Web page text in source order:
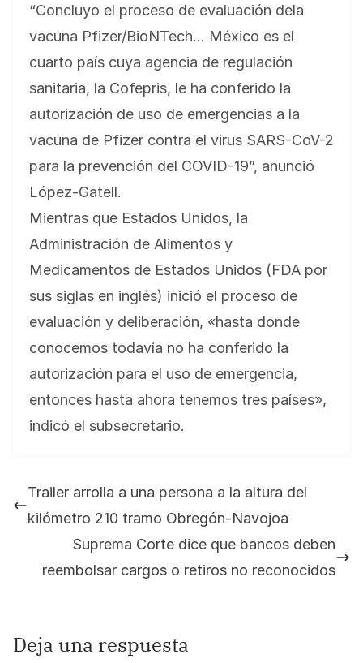
“Concluyo el proceso de evaluación dela
vacuna Pfizer/BioNTech… México es el
cuarto país cuya agencia de regulación
sanitaria, la Cofepris, le ha conferido la
autorización de uso de emergencias a la
vacuna de Pfizer contra el virus SARS-CoV-2
para la prevención del COVID-19”, anunció
López-Gatell.
Mientras que Estados Unidos, la
Administración de Alimentos y
Medicamentos de Estados Unidos (FDA por
sus siglas en inglés) inició el proceso de
evaluación y deliberación, «hasta donde
conocemos todavía no ha conferido la
autorización para el uso de emergencia,
entonces hasta ahora tenemos tres países»,
indicó el subsecretario.
Trailer arrolla a una persona a la altura del
kilómetro 210 tramo Obregón-Navojoa
Suprema Corte dice que bancos deben
reembolsar cargos o retiros no reconocidos
Deja una respuesta